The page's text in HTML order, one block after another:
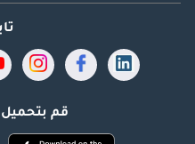
قم بتحميل